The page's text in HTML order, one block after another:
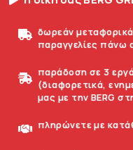
δωρεάν
παραγγελίες πάνω
παράδοση σε 3
(διαφορετικά,
μας με την BERG
πληρώνετε με